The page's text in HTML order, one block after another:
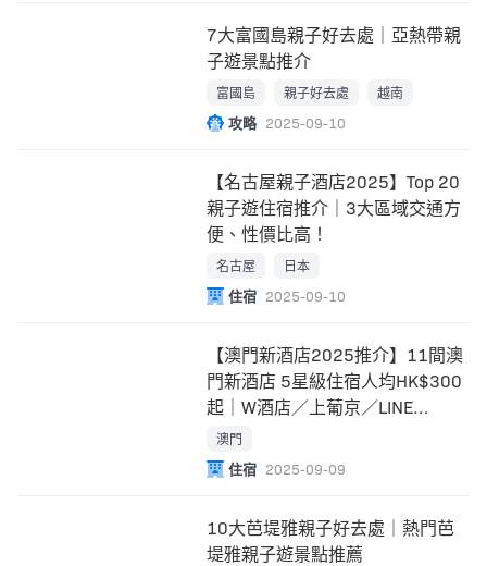
7大富國島親子好去處｜亞熱帶親
子遊景點推介
富國島 親子好去處 越南
攻略 2025-09-10
【名古屋親子酒店2025】Top 20
親子遊住宿推介｜3大區域交通方
便、性價比高！
名古屋 日本
住宿 2025-09-10
【澳門新酒店2025推介】11間澳
門新酒店 5星級住宿人均HK$300
起｜W酒店／上葡京／LINE
FRIENDS
澳門
住宿 2025-09-09
10大芭堤雅親子好去處｜熱門芭
堤雅親子遊景點推薦